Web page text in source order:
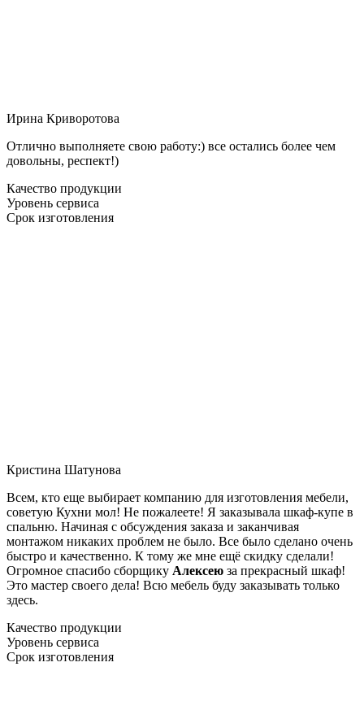
Ирина Криворотова
Отлично выполняете свою работу:) все остались более чем
довольны, респект!)
Качество продукции
Уровень сервиса
Срок изготовления
Кристина Шатунова
Всем, кто еще выбирает компанию для изготовления мебели,
советую Кухни мол! Не пожалеете! Я заказывала шкаф-купе в
спальню. Начиная с обсуждения заказа и заканчивая
монтажом никаких проблем не было. Все было сделано очень
быстро и качественно. К тому же мне ещё скидку сделали!
Огромное спасибо сборщику Алексею за прекрасный шкаф!
Это мастер своего дела! Всю мебель буду заказывать только
здесь.
Качество продукции
Уровень сервиса
Срок изготовления